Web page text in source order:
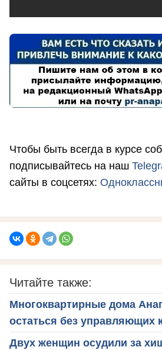
Чтобы быть всегда в курсе
подписывайтесь на наш
сайты в соцсетях:
Читайте также:
Многоквартирные дома
остаться без управляющих
Двух женщин осудили за